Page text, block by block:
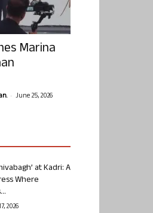
Marina
- June 25, 2026
at Kadri: A
Where
2026